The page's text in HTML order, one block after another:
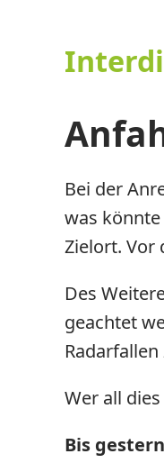
Bei der
was
Zielort. Vor
Des
geachtet
Wer all
Bis